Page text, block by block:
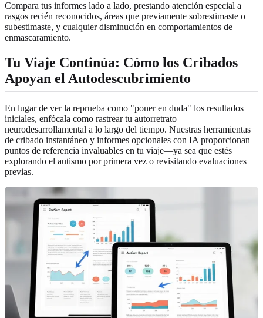
Compara tus informes lado a lado, prestando atención especial a
rasgos recién reconocidos, áreas que previamente sobrestimaste o
subestimaste, y cualquier disminución en comportamientos de
enmascaramiento.
Tu Viaje Continúa: Cómo los Cribados
Apoyan el Autodescubrimiento
En lugar de ver la reprueba como "poner en duda" los resultados
iniciales, enfócala como rastrear tu autorretrato
neurodesarrollamental a lo largo del tiempo. Nuestras herramientas
de cribado instantáneo y informes opcionales con IA proporcionan
puntos de referencia invaluables en tu viaje—ya sea que estés
explorando el autismo por primera vez o revisitando evaluaciones
previas.